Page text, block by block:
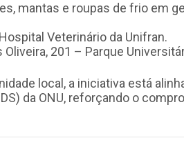
mantas e roupas de frio em
Veterinário da Unifran.
Oliveira, 201 – Parque
local, a iniciativa está
da ONU, reforçando o